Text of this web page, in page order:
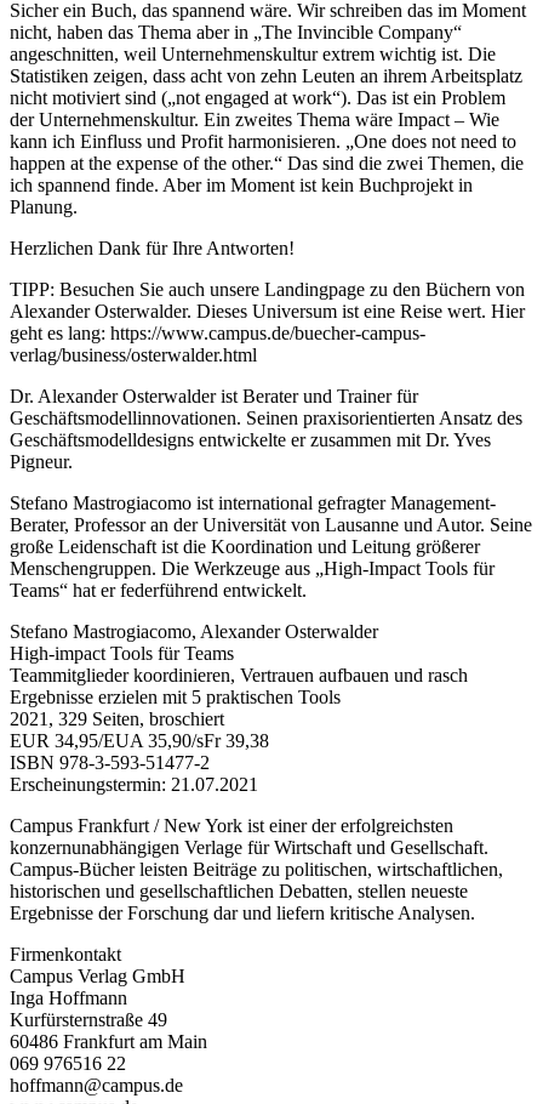
Sicher ein Buch, das spannend wäre. Wir schreiben das im Moment
nicht, haben das Thema aber in „The Invincible Company“
angeschnitten, weil Unternehmenskultur extrem wichtig ist. Die
Statistiken zeigen, dass acht von zehn Leuten an ihrem Arbeitsplatz
nicht motiviert sind („not engaged at work“). Das ist ein Problem
der Unternehmenskultur. Ein zweites Thema wäre Impact – Wie
kann ich Einfluss und Profit harmonisieren. „One does not need to
happen at the expense of the other.“ Das sind die zwei Themen, die
ich spannend finde. Aber im Moment ist kein Buchprojekt in
Planung.
Herzlichen Dank für Ihre Antworten!
TIPP: Besuchen Sie auch unsere Landingpage zu den Büchern von
Alexander Osterwalder. Dieses Universum ist eine Reise wert. Hier
geht es lang: https://www.campus.de/buecher-campus-
verlag/business/osterwalder.html
Dr. Alexander Osterwalder ist Berater und Trainer für
Geschäftsmodellinnovationen. Seinen praxisorientierten Ansatz des
Geschäftsmodelldesigns entwickelte er zusammen mit Dr. Yves
Pigneur.
Stefano Mastrogiacomo ist international gefragter Management-
Berater, Professor an der Universität von Lausanne und Autor. Seine
große Leidenschaft ist die Koordination und Leitung größerer
Menschengruppen. Die Werkzeuge aus „High-Impact Tools für
Teams“ hat er federführend entwickelt.
Stefano Mastrogiacomo, Alexander Osterwalder
High-impact Tools für Teams
Teammitglieder koordinieren, Vertrauen aufbauen und rasch
Ergebnisse erzielen mit 5 praktischen Tools
2021, 329 Seiten, broschiert
EUR 34,95/EUA 35,90/sFr 39,38
ISBN 978-3-593-51477-2
Erscheinungstermin: 21.07.2021
Campus Frankfurt / New York ist einer der erfolgreichsten
konzernunabhängigen Verlage für Wirtschaft und Gesellschaft.
Campus-Bücher leisten Beiträge zu politischen, wirtschaftlichen,
historischen und gesellschaftlichen Debatten, stellen neueste
Ergebnisse der Forschung dar und liefern kritische Analysen.
Firmenkontakt
Campus Verlag GmbH
Inga Hoffmann
Kurfürsternstraße 49
60486 Frankfurt am Main
069 976516 22
hoffmann@campus.de